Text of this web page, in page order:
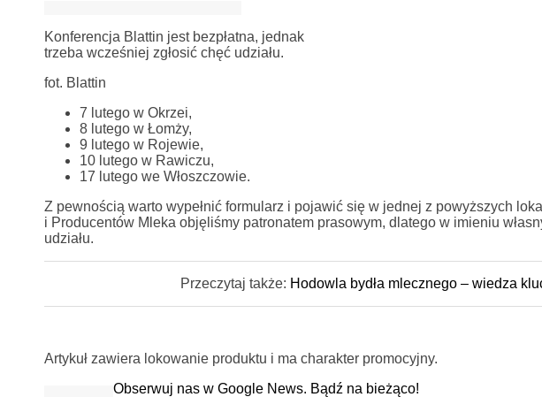
Konferencja Blattin jest bezpłatna, jednak
trzeba wcześniej zgłosić chęć udziału.
fot. Blattin
7 lutego w Okrzei,
8 lutego w Łomży,
9 lutego w Rojewie,
10 lutego w Rawiczu,
17 lutego we Włoszczowie.
Z pewnością warto wypełnić formularz i pojawić się w jednej z powyższych
i Producentów Mleka objęliśmy patronatem prasowym, dlatego w imieniu
udziału.
Przeczytaj także: Hodowla bydła mlecznego – wiedza
Artykuł zawiera lokowanie produktu i ma charakter promocyjny.
Obserwuj nas w Google News. Bądź na bieżąco!